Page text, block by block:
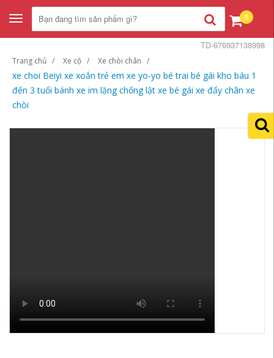
Toggle
navigation
0
Trang chủ Xe cộ Xe chòi chân
xe choi Beiyi xe xoắn trẻ em xe yo-yo bé trai bé gái kho báu 1
đến 3 tuổi bánh xe im lặng chống lật xe bé gái xe đẩy chân xe
chòi
TD-676937138998